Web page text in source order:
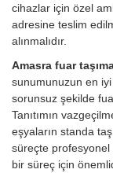
cihazlar için özel
adresine teslim
alınmalıdır.
Amasra fuar
sunumunuzun en iyi
sorunsuz şekilde
Tanıtımın
eşyaların standa
süreçte profesyonel
bir süreç için